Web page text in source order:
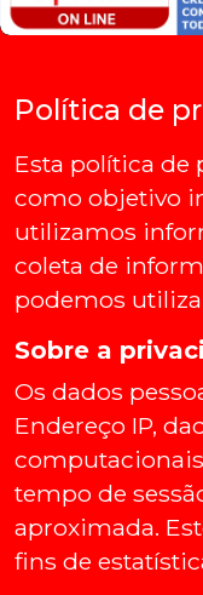
Política de
Esta política de
como objetivo
utilizamos
coleta de
podemos
Sobre a
Os dados
Endereço IP,
tempo de
aproximada.
fins de